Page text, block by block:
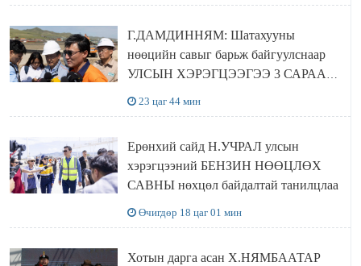
Г.ДАМДИННЯМ: Шатахууны
нөөцийн савыг барьж байгуулснаар
УЛСЫН ХЭРЭГЦЭЭГЭЭ 3 САРААР
23 цаг 44 мин
Ерөнхий сайд Н.УЧРАЛ улсын
хэрэгцээний БЕНЗИН НӨӨЦЛӨХ
САВНЫ нөхцөл байдалтай танилцлаа
Өчигдөр 18 цаг 01 мин
Хотын дарга асан Х.НЯМБААТАР